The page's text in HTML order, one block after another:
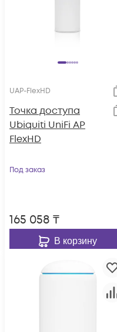
UAP-FlexHD
Toчка доступа
Ubiquiti UniFi AP
FlexHD
Под заказ
165 058 ₸
В корзину